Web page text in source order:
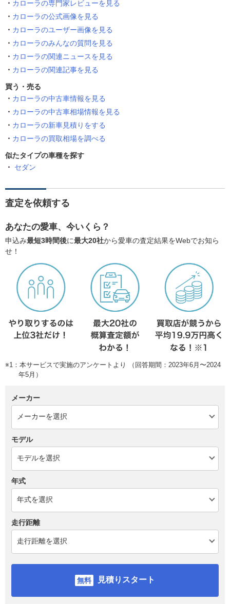
カローラの専門家レビューを見る
カローラの公式画像を見る
カローラのユーザー画像を見る
カローラのみんなの質問を見る
カローラの関連ニュースを見る
カローラの関連記事を見る
買う・売る
カローラの中古車情報を見る
カローラの中古車相場情報を見る
カローラの新車見積りをする
カローラの買取相場を調べる
似たタイプの車種を探す
セダン
査定を依頼する
あなたの愛車、今いくら？
申込み最短3時間後に最大20社から愛車の査定結果をWebでお知ら
せ！
※1：本サービスで実施のアンケートより （回答期間：2023年6月〜2024
年5月）
メーカー
モデル
年式
走行距離
見積りスタート